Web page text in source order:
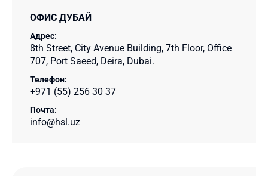
ОФИС ДУБАЙ
Адрес:
8th Street, City Avenue Building, 7th Floor, Office
707, Port Saeed, Deira, Dubai.
Телефон:
+971 (55) 256 30 37
Почта:
info@hsl.uz